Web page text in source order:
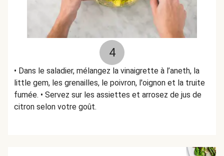
4
• Dans le saladier, mélangez la vinaigrette à l’aneth, la
little gem, les grenailles, le poivron, l'oignon et la truite
fumée. • Servez sur les assiettes et arrosez de jus de
citron selon votre goût.